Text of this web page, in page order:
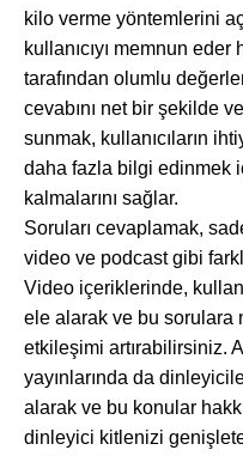
kilo verme yöntemlerini
kullanıcıyı memnun
tarafından olumlu
cevabını net bir şekilde
sunmak, kullanıcıların
daha fazla bilgi edinmek
kalmalarını sağlar.
Soruları cevaplamak,
video ve podcast gibi
Video içeriklerinde,
ele alarak ve bu sorulara
etkileşimi artırabilirsiniz.
yayınlarında da
alarak ve bu konular
dinleyici kitlenizi